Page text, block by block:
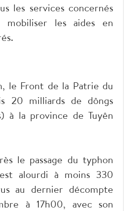
les services concernés
les aides en
le Front de la Patrie du
20 milliards de dôngs
à la province de Tuyên
le passage du typhon
alourdi à moins 330
au dernier décompte
à 17h00, avec son